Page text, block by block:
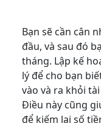
Bạn sẽ cần cân
đầu, và sau đó
tháng. Lập kế
lý để cho bạn
vào và ra khỏi
Điều này cũng
để kiếm lại số